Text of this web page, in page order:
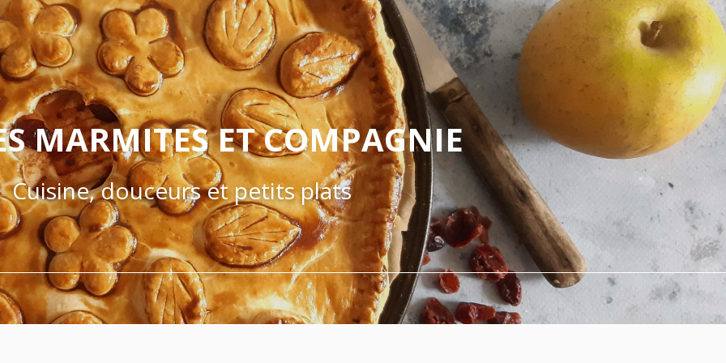
MARMITES ET COMPAGNIE
Cuisine, douceurs et petits plats